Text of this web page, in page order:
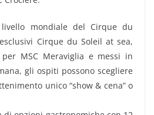
mondiale del Cirque du
Cirque du Soleil at sea,
MSC Meraviglia e messi in
gli ospiti possono scegliere
unico “show & cena” o